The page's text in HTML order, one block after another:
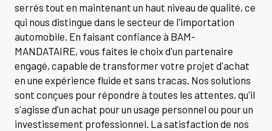
serrés tout en maintenant un haut niveau de qualité, ce
qui nous distingue dans le secteur de l'importation
automobile. En faisant confiance à BAM-
MANDATAIRE, vous faites le choix d'un partenaire
engagé, capable de transformer votre projet d'achat
en une expérience fluide et sans tracas. Nos solutions
sont conçues pour répondre à toutes les attentes, qu'il
s'agisse d'un achat pour un usage personnel ou pour un
investissement professionnel. La satisfaction de nos